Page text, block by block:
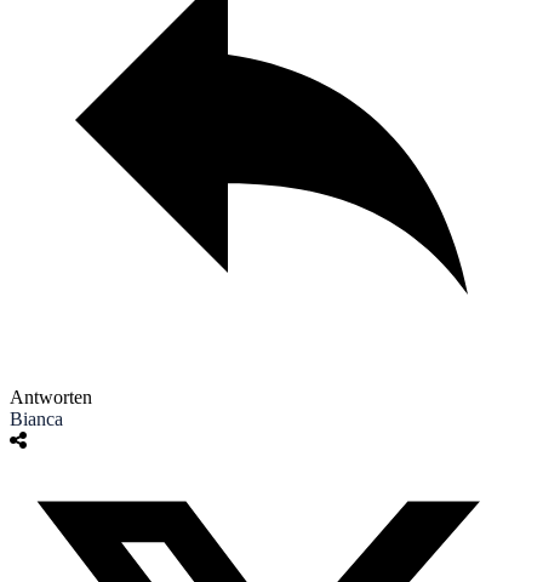
Antworten
Bianca